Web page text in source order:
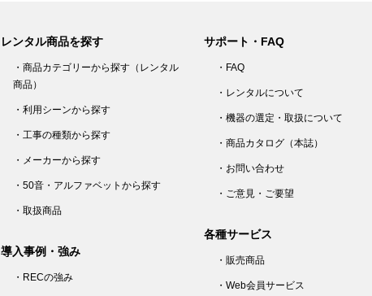
レンタル商品を探す
・商品カテゴリーから探す（レンタル
商品）
・利用シーンから探す
・工事の種類から探す
・メーカーから探す
・50音・アルファベットから探す
・取扱商品
導入事例・強み
・RECの強み
サポート・FAQ
・FAQ
・レンタルについて
・機器の選定・取扱について
・商品カタログ（本誌）
・お問い合わせ
・ご意見・ご要望
各種サービス
・販売商品
・Web会員サービス